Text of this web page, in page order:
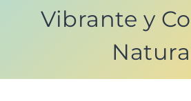
Vibrante y